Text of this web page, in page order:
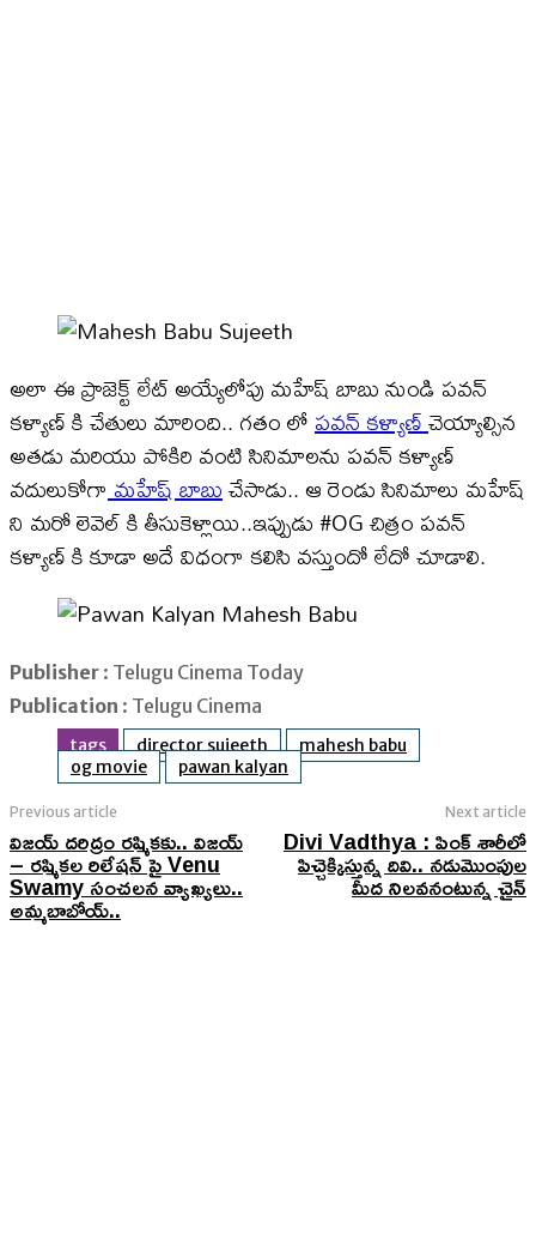
అలా ఈ ప్రాజెక్ట్ లేట్ అయ్యేలోపు మహేష్ బాబు నుండి పవన్
కళ్యాణ్ కి చేతులు మారింది.. గతం లోపవన్ కళ్యాణ్చెయ్యాల్సిన
అతడు మరియు పోకిరి వంటి సినిమాలను పవన్ కళ్యాణ్
వదులుకోగామహేష్ బాబుచేసాడు.. ఆ రెండు సినిమాలు మహేష్
ని మరో లెవెల్ కి తీసుకెళ్లాయి..ఇప్పుడు #OG చిత్రం పవన్
కళ్యాణ్ కి కూడా అదే విధంగా కలిసి వస్తుందో లేదో చూడాలి.
Publisher : Telugu Cinema Today
Publication : Telugu Cinema
tags director sujeeth
mahesh babu
og movie
pawan kalyan
Previous article
విజ‌య్ ద‌రిద్రం ర‌ష్మిక‌కు.. విజయ్
– రష్మికల రిలేషన్ పై Venu
Swamy సంచలన వ్యాఖ్యలు..
అమ్మబాబోయ్..
Next article
Divi Vadthya : పింక్ శారీలో
పిచ్చెక్కిస్తున్న దివి.. నడుమొంపుల
మీద నిలవనంటున్న చైన్